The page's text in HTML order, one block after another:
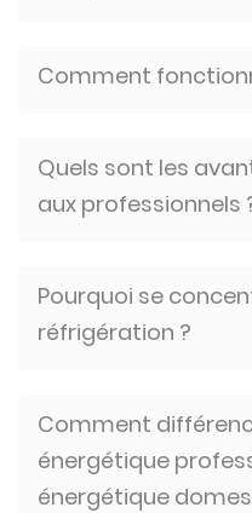
Comment
Quels sont les
aux professionnels
Pourquoi se
réfrigération ?
Comment
énergétique
énergétique